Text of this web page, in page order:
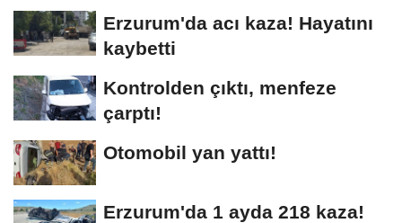
Erzurum'da acı kaza! Hayatını
kaybetti
Kontrolden çıktı, menfeze
çarptı!
Otomobil yan yattı!
Erzurum'da 1 ayda 218 kaza!